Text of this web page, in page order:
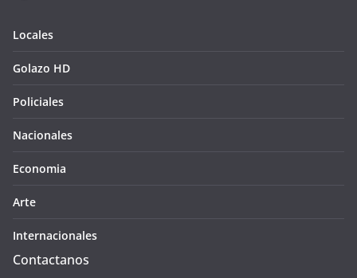
Locales
Golazo HD
Policiales
Nacionales
Economia
Arte
Internacionales
Contactanos